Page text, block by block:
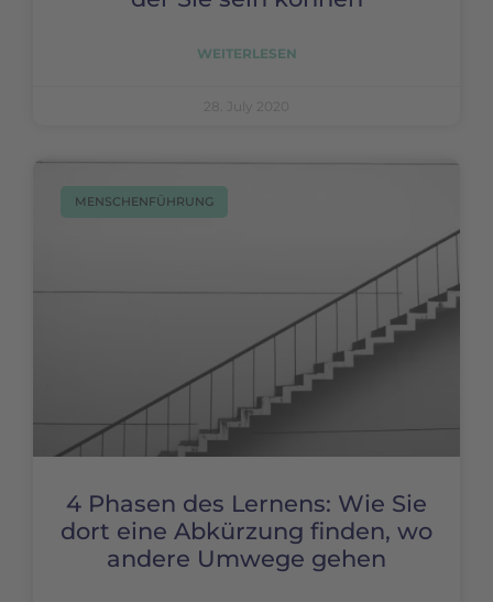
WEITERLESEN
28. July 2020
MENSCHENFÜHRUNG
4 Phasen des Lernens: Wie Sie
dort eine Abkürzung finden, wo
andere Umwege gehen